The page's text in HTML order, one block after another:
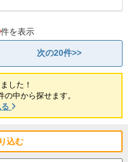
件を表示
次の20件>>
した！
の中から探せます。
込む